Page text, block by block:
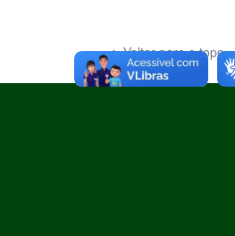
Voltar para o topo